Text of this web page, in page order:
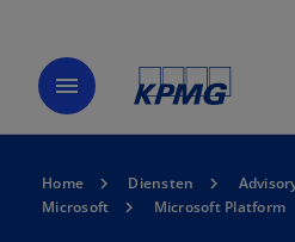
menu
Home Diensten
Microsoft
Microsoft Platform